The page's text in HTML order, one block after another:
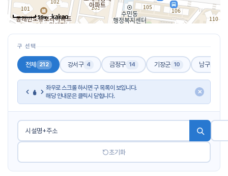
50m
구 선택
전체 212 강서구 4 금정구 14 기장군 10 남구
좌우로 스크롤 하시면 구 목록이 보입니다.
해당 안내문은 클릭시 닫힙니다.
✕
초기화